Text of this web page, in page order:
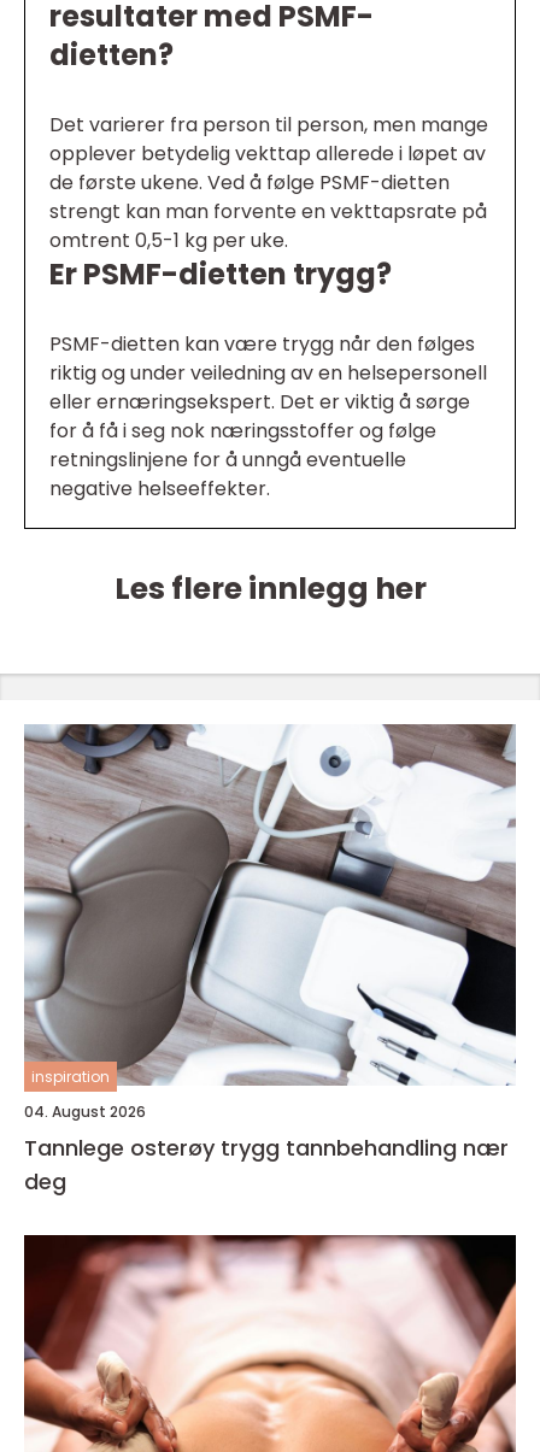
resultater med PSMF-
dietten?
Det varierer fra person til person, men mange
opplever betydelig vekttap allerede i løpet av
de første ukene. Ved å følge PSMF-dietten
strengt kan man forvente en vekttapsrate på
omtrent 0,5-1 kg per uke.
Er PSMF-dietten trygg?
PSMF-dietten kan være trygg når den følges
riktig og under veiledning av en helsepersonell
eller ernæringsekspert. Det er viktig å sørge
for å få i seg nok næringsstoffer og følge
retningslinjene for å unngå eventuelle
negative helseeffekter.
Les flere innlegg her
inspiration
04. August 2026
Tannlege osterøy trygg tannbehandling nær
deg